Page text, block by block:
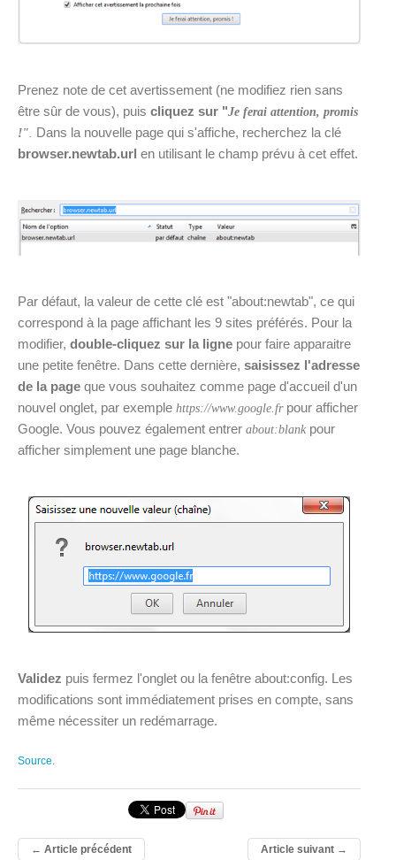
Prenez note de cet avertissement (ne modifiez rien sans
être sûr de vous), puis cliquez sur "Je ferai attention, promis
!"
Dans la nouvelle page qui s'affiche, recherchez la clé
browser.newtab.url en utilisant le champ prévu à cet effet.
Par défaut, la valeur de cette clé est "about:newtab", ce qui
correspond à la page affichant les 9 sites préférés. Pour la
modifier, double-cliquez sur la ligne pour faire apparaitre
une petite fenêtre. Dans cette dernière, saisissez l'adresse
de la page que vous souhaitez comme page d'accueil d'un
nouvel onglet, par exemple https://www.google.frpour afficher
Google. Vous pouvez également entrer about:blank pour
afficher simplement une page blanche.
Validez puis fermez l'onglet ou la fenêtre about:config. Les
modifications sont immédiatement prises en compte, sans
même nécessiter un redémarrage.
Source.
← Article précédent Article suivant→